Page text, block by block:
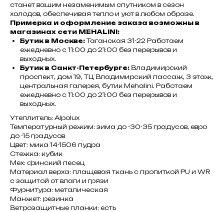
станет вашим незаменимым спутником в сезон
холодов, обеспечивая тепло и уют в любом образе.
Примерка и оформление заказа возможны в
магазинах сети MEHALINI:
Бутик в Москве: Таганская 31-22 Работаем
ежедневно с 11:00 до 21:00 без перерывов и
выходных.
Бутик в Санкт-Петербурге: Владимирский
проспект, дом 19, ТЦ Владимирский пассаж, 3 этаж,
центральная галерея, бутик Mehalini. Работаем
ежедневно с 11:00 до 21:00 без перерывов и
выходных.
Утеплитель: Alpolux
Температурный режим: зима до -30-35 градусов, евро
до -15 градусов
Цвет: мика 14-1506 пудра
Стежка: кубик
Мех: финский песец
Материал верха: плащевая ткань с пропиткой PU и WR
с защитой от влаги и грязи
Фурнитура: металическая
Манжет: резинка
Ветрозащитные планки: есть